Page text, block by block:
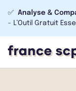
✅ Analyse &
- L’Outil Gratuit